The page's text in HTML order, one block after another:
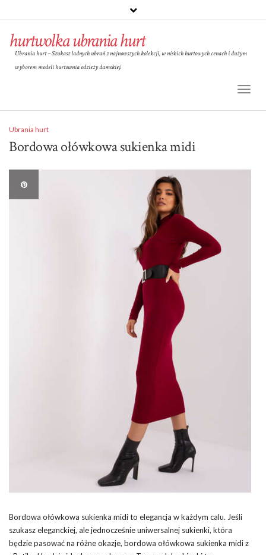
hurtwolka ubrania hurt
Ubrania hurt – Szukasz ładnych ubrań z najnowszych kolekcji, w niskich hurtowych cenach i dużym
wyborem modeli hurtownia odzieży damskiej.
Ubrania hurt
Bordowa ołówkowa sukienka midi
Bordowa ołówkowa sukienka midi to elegancja w każdym calu. Jeśli
szukasz eleganckiej, ale jednocześnie uniwersalnej sukienki, która
będzie pasować na różne okazje, bordowa ołówkowa sukienka midi z